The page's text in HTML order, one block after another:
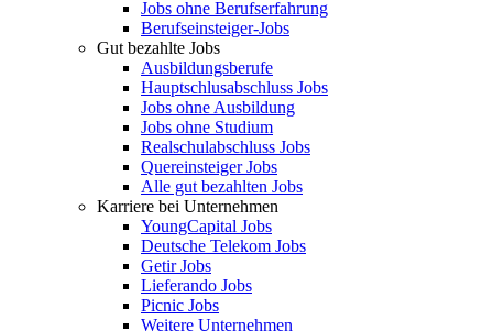
Jobs ohne Berufserfahrung
Berufseinsteiger-Jobs
Gut bezahlte Jobs
Ausbildungsberufe
Hauptschlusabschluss Jobs
Jobs ohne Ausbildung
Jobs ohne Studium
Realschulabschluss Jobs
Quereinsteiger Jobs
Alle gut bezahlten Jobs
Karriere bei Unternehmen
YoungCapital Jobs
Deutsche Telekom Jobs
Getir Jobs
Lieferando Jobs
Picnic Jobs
Weitere Unternehmen